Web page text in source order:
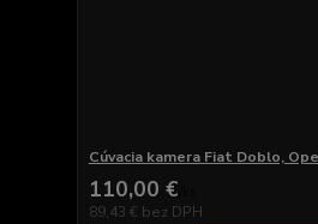
Cúvacia kamera Fiat Doblo,
110,00 €
89,43 € bez DPH